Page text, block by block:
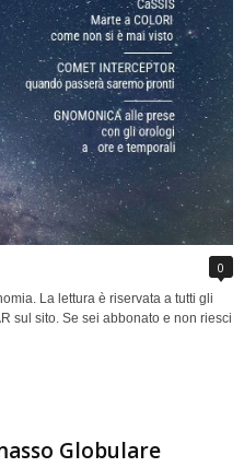
0
La lettura è riservata a tutti gli
sul sito. Se sei abbonato e non riesci
Globulare